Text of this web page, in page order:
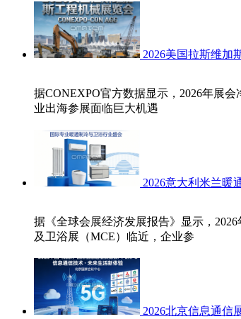
2026美国拉斯维加
据CONEXPO官方数据显示，2026年展
业出海参展面临巨大机遇
2026意大利米兰暖
据《全球会展经济发展报告》显示，
及卫浴展（MCE）临近，企业参
2026北京信息通信